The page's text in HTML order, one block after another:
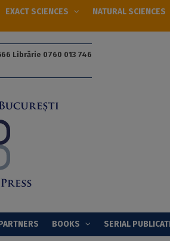
EXACT SCIENCES NATURAL SCIENCES
Librărie 0760 013 746
BOOKS SERIAL